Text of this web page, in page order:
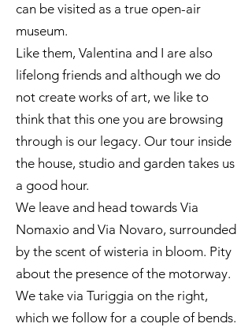
can be visited as a true open-air
museum.
Like them, Valentina and I are also
lifelong friends and although we do
not create works of art, we like to
think that this one you are browsing
through is our legacy. Our tour inside
the house, studio and garden takes us
a good hour.
We leave and head towards Via
Nomaxio and Via Novaro, surrounded
by the scent of wisteria in bloom. Pity
about the presence of the motorway.
We take via Turiggia on the right,
which we follow for a couple of bends.